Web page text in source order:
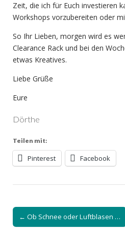
Zeit, die ich für Euch investieren
Workshops vorzubereiten oder
So Ihr Lieben, morgen wird es
Clearance Rack und bei den
etwas Kreatives.
Liebe Grüße
Eure
Dörthe
Teilen mit:
Pinterest Facebook
Post
navigation
← Ob Schnee oder Luftblasen …